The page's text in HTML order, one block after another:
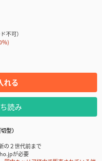
不可）
％)
れる
読み
型）
の２世代前まで
が必要